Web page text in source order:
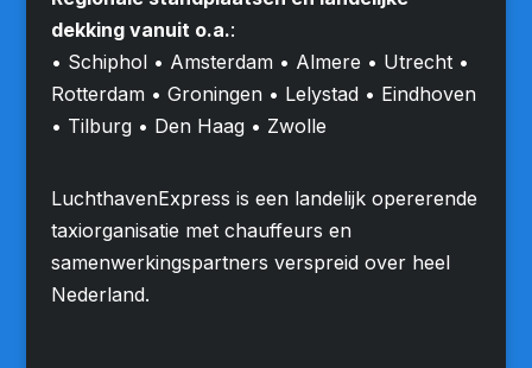
dekking vanuit o.a.:
• Schiphol • Amsterdam • Almere • Utrecht •
Rotterdam • Groningen • Lelystad • Eindhoven
• Tilburg • Den Haag • Zwolle
LuchthavenExpress is een landelijk opererende
taxiorganisatie met chauffeurs en
samenwerkingspartners verspreid over heel
Nederland.